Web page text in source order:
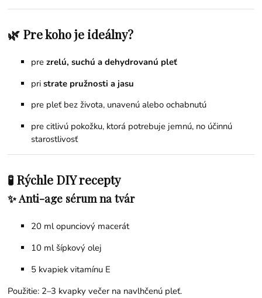
🌿 Pre koho je ideálny?
prezrelú, suchú a dehydrovanú pleť
pristrate pružnosti a jasu
pre pleť bez života, unavenú alebo ochabnutú
pre citlivú pokožku, ktorá potrebuje jemnú, no účinnú
starostlivosť
🧪 Rýchle DIY recepty
✨ Anti-age sérum na tvár
20 ml opunciový macerát
10 ml šípkový olej
5 kvapiekvitamínu E
Použitie: 2–3 kvapky večer na navlhčenú pleť.